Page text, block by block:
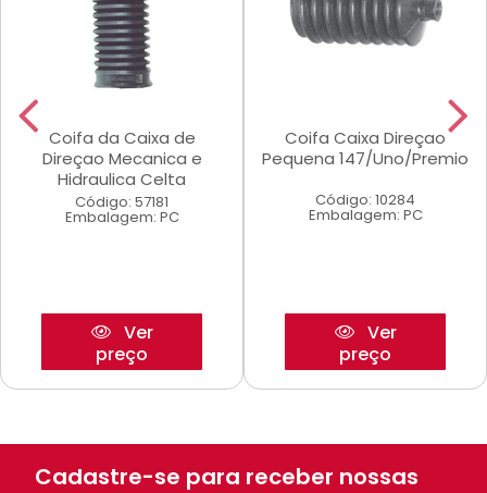
Coifa da Caixa de
Direçao Mecanica e
Hidraulica Celta
Código: 57181
Embalagem: PC
Ver
preço
Coifa Caixa Direçao
Pequena 147/Uno/Premio
Código: 10284
Embalagem: PC
Ver
preço
Cadastre-se para receber nossas